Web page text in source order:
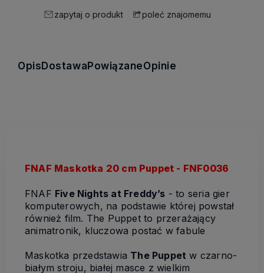
zapytaj o produkt poleć znajomemu
OpisDostawaPowiązaneOpinie
FNAF Maskotka 20 cm Puppet - FNF0036
FNAF Five Nights at Freddy’s - to seria gier
komputerowych, na podstawie której powstał
również film. The Puppet to przerażający
animatronik, kluczowa postać w fabule
Maskotka przedstawia The Puppet w czarno-
białym stroju, białej masce z wielkim